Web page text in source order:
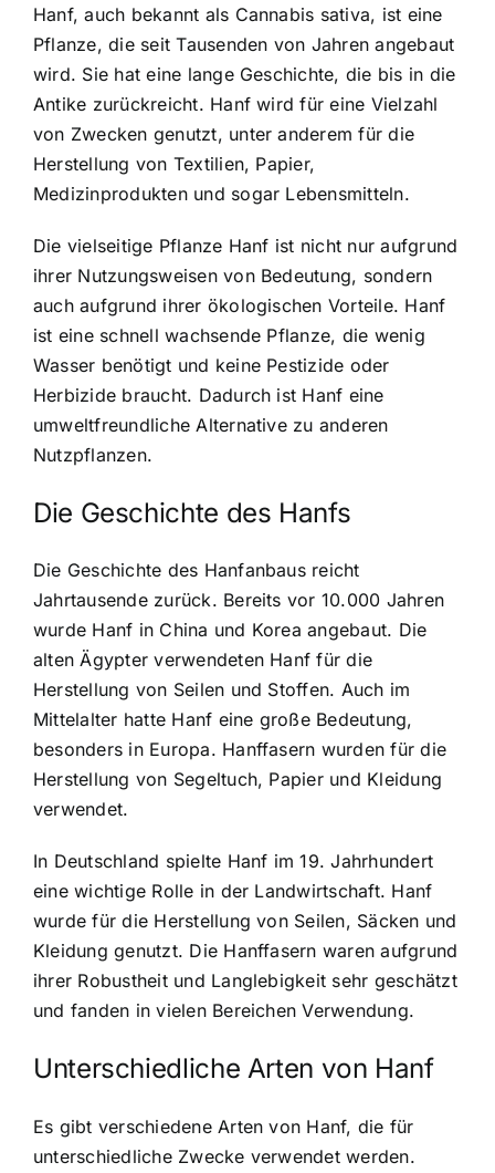
Hanf, auch bekannt als Cannabis sativa, ist eine
Pflanze, die seit Tausenden von Jahren angebaut
wird. Sie hat eine lange Geschichte, die bis in die
Antike zurückreicht. Hanf wird für eine Vielzahl
von Zwecken genutzt, unter anderem für die
Herstellung von Textilien, Papier,
Medizinprodukten und sogar Lebensmitteln.
Die vielseitige Pflanze Hanf ist nicht nur aufgrund
ihrer Nutzungsweisen von Bedeutung, sondern
auch aufgrund ihrer ökologischen Vorteile. Hanf
ist eine schnell wachsende Pflanze, die wenig
Wasser benötigt und keine Pestizide oder
Herbizide braucht. Dadurch ist Hanf eine
umweltfreundliche Alternative zu anderen
Nutzpflanzen.
Die Geschichte des Hanfs
Die Geschichte des Hanfanbaus reicht
Jahrtausende zurück. Bereits vor 10.000 Jahren
wurde Hanf in China und Korea angebaut. Die
alten Ägypter verwendeten Hanf für die
Herstellung von Seilen und Stoffen. Auch im
Mittelalter hatte Hanf eine große Bedeutung,
besonders in Europa. Hanffasern wurden für die
Herstellung von Segeltuch, Papier und Kleidung
verwendet.
In Deutschland spielte Hanf im 19. Jahrhundert
eine wichtige Rolle in der Landwirtschaft. Hanf
wurde für die Herstellung von Seilen, Säcken und
Kleidung genutzt. Die Hanffasern waren aufgrund
ihrer Robustheit und Langlebigkeit sehr geschätzt
und fanden in vielen Bereichen Verwendung.
Unterschiedliche Arten von Hanf
Es gibt verschiedene Arten von Hanf, die für
unterschiedliche Zwecke verwendet werden.